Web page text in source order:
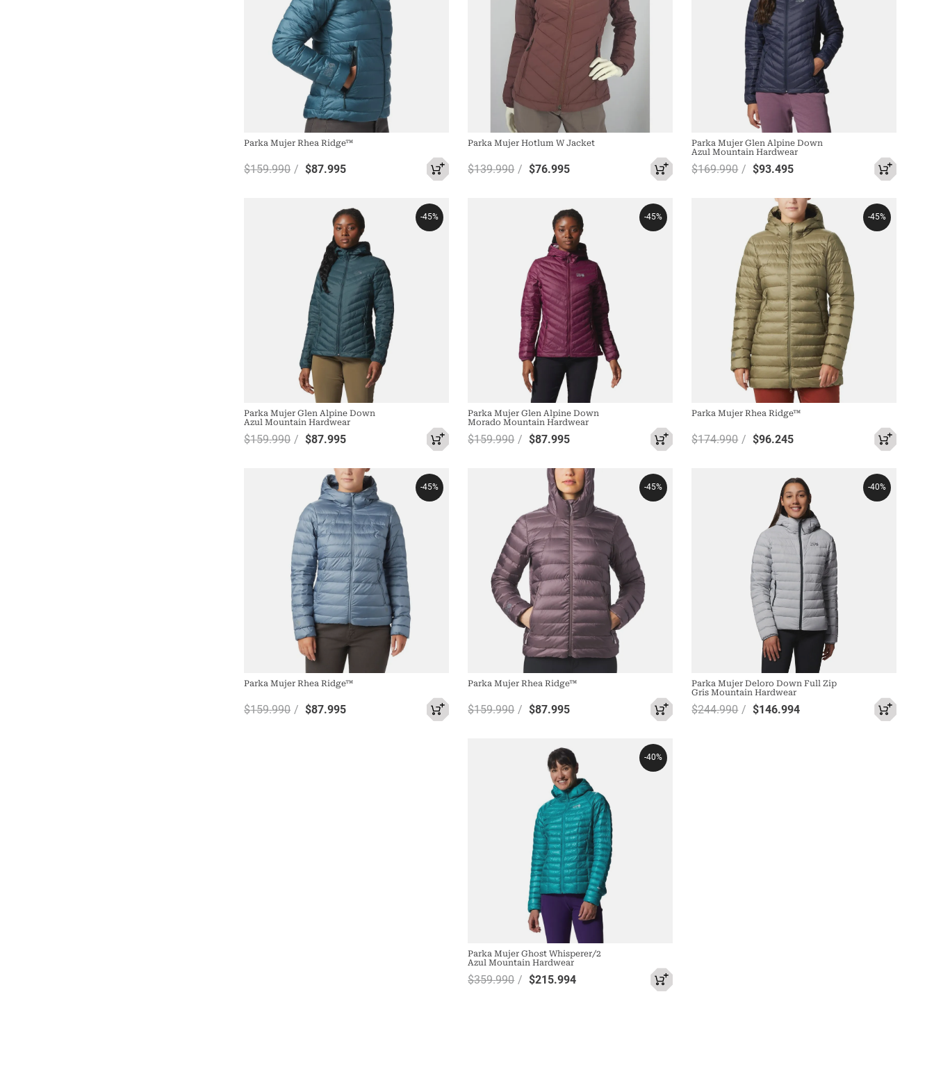
Parka Mujer Rhea Ridge™
$159.990 $87.995
Parka Mujer Hotlum W Jacket
$139.990 $76.995
Parka Mujer Glen Alpine Down
Azul Mountain Hardwear
$169.990 $93.495
-45%
Parka Mujer Glen Alpine Down
Azul Mountain Hardwear
$159.990 $87.995
-45%
Parka Mujer Glen Alpine Down
Morado Mountain Hardwear
$159.990 $87.995
-45%
Parka Mujer Rhea Ridge™
$174.990 $96.245
-45%
Parka Mujer Rhea Ridge™
$159.990 $87.995
-45%
Parka Mujer Rhea Ridge™
$159.990 $87.995
-40%
Parka Mujer Deloro Down Full Zip
Gris Mountain Hardwear
$244.990 $146.994
-40%
Parka Mujer Ghost Whisperer/2
Azul Mountain Hardwear
$359.990 $215.994